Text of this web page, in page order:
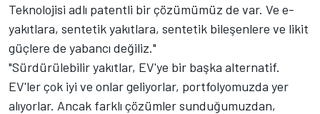
Teknolojisi adlı patentli bir çözümümüz de var. Ve e-
yakıtlara, sentetik yakıtlara, sentetik bileşenlere ve likit
güçlere de yabancı değiliz."
"Sürdürülebilir yakıtlar, EV'ye bir başka alternatif.
EV'ler çok iyi ve onlar geliyorlar, portfolyomuzda yer
alıyorlar. Ancak farklı çözümler sunduğumuzdan,